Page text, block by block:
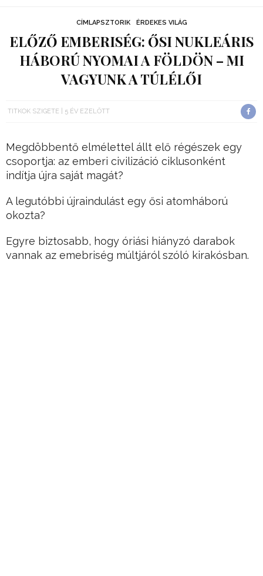
CÍMLAPSZTORIK ÉRDEKES VILÁG
ELŐZŐ EMBERISÉG: ŐSI NUKLEÁRIS
HÁBORÚ NYOMAI A FÖLDÖN – MI
VAGYUNK A TÚLÉLŐI
TITKOK SZIGETE 5 ÉV EZELŐTT
Megdöbbentő elmélettel állt elő régészek egy
csoportja: az emberi civilizáció ciklusonként
indítja újra saját magát?
A legutóbbi újraindulást egy ősi atomháború
okozta?
Egyre biztosabb, hogy óriási hiányzó darabok
vannak az emebriség múltjáról szóló kirakósban.